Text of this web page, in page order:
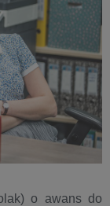
o awans do